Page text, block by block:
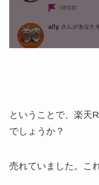
ということで、楽天
でしょうか？
売れていました。こ